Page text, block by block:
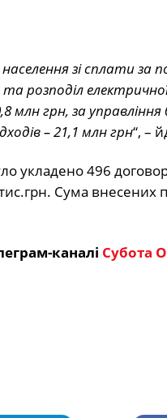
зі сплати за
розподіл електричної
млн грн, за
– 21,1 млн грн“, –
укладено 496
Сума внесених
каналі Субота